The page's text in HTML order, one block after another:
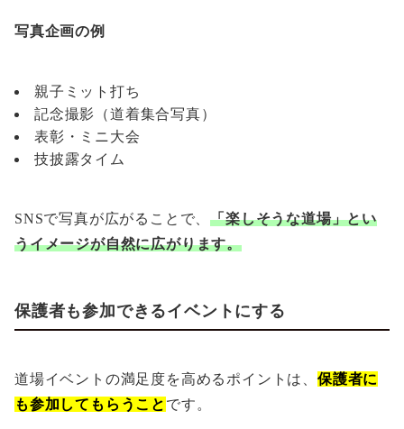
写真企画の例
親子ミット打ち
記念撮影（道着集合写真）
表彰・ミニ大会
技披露タイム
SNSで写真が広がることで、「楽しそうな道場」とい
うイメージが自然に広がります。
保護者も参加できるイベントにする
道場イベントの満足度を高めるポイントは、 保護者に
も参加してもらうこと です。